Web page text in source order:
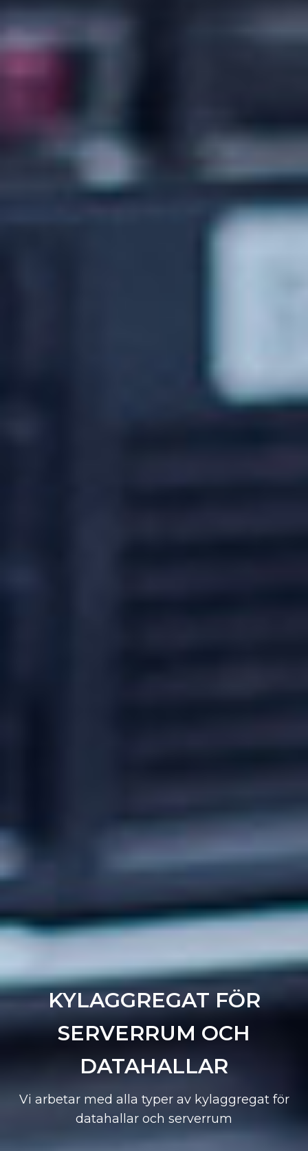
KYLAGGREGAT FÖR
SERVERRUM OCH
DATAHALLAR
Vi arbetar med alla typer av kylaggregat för
datahallar och serverrum